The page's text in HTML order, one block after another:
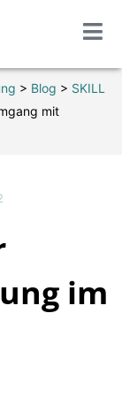
> Blog > SKILL
mit
im